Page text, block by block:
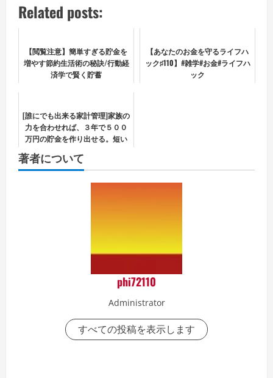
Related posts:
【閲覧注意】簡単すぎる貯金を
増やす節約生活術の秘訣/行動経
済学で賢く貯蓄
【あなたのお金を守るライフハ
ック♯110】#雑学#お金#ライフハ
ック
[誰にでも出来る家計管理]家族の
力を合わせれば、３年で５００
万円の貯金を作り出せる。短い
の物語
著者について
phi72110
Administrator
すべての投稿を表示します